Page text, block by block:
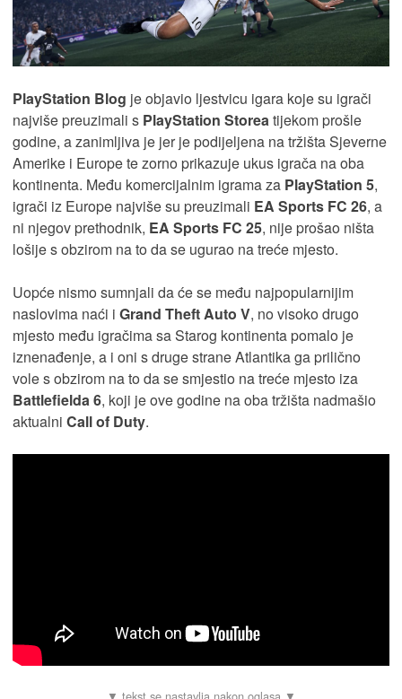
PlayStation Blog je objavio ljestvicu igara koje su igrači
najviše preuzimali s PlayStation Storea tijekom prošle
godine, a zanimljiva je jer je podijeljena na tržišta Sjeverne
Amerike i Europe te zorno prikazuje ukus igrača na oba
kontinenta. Među komercijalnim igrama za PlayStation 5,
igrači iz Europe najviše su preuzimali EA Sports FC 26, a
ni njegov prethodnik, EA Sports FC 25, nije prošao ništa
lošije s obzirom na to da se ugurao na treće mjesto.
Uopće nismo sumnjali da će se među najpopularnijim
naslovima naći i Grand Theft Auto V, no visoko drugo
mjesto među igračima sa Starog kontinenta pomalo je
iznenađenje, a i oni s druge strane Atlantika ga prilično
vole s obzirom na to da se smjestio na treće mjesto iza
Battlefielda 6, koji je ove godine na oba tržišta nadmašio
aktualni Call of Duty.